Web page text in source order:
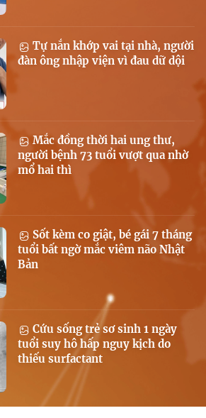
Tự nắn khớp vai tại nhà, người
đàn ông nhập viện vì đau dữ dội
Mắc đồng thời hai ung thư,
người bệnh 73 tuổi vượt qua nhờ
mổ hai thì
Sốt kèm co giật, bé gái 7 tháng
tuổi bất ngờ mắc viêm não Nhật
Bản
Cứu sống trẻ sơ sinh 1 ngày
tuổi suy hô hấp nguy kịch do
thiếu surfactant